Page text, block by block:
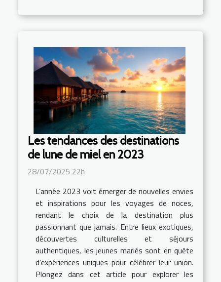
Les tendances des destinations
de lune de miel en 2023
28/07/2025 22h
L’année 2023 voit émerger de nouvelles envies
et inspirations pour les voyages de noces,
rendant le choix de la destination plus
passionnant que jamais. Entre lieux exotiques,
découvertes culturelles et séjours
authentiques, les jeunes mariés sont en quête
d’expériences uniques pour célébrer leur union.
Plongez dans cet article pour explorer les